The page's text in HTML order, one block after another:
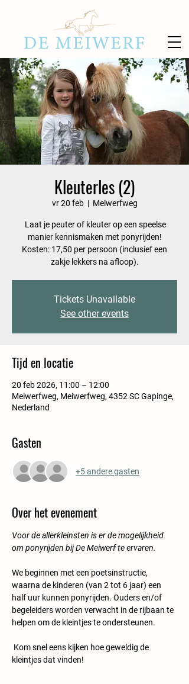
Kleuterles (2)
vr 20 feb
  |
Meiwerfweg
Laat je peuter of kleuter op een speelse
manier kennismaken met ponyrijden!
Kosten: 17,50 per persoon (inclusief een
zakje lekkers na afloop).
Tickets Unavailable
See other events
Tijd en locatie
20 feb 2026, 11:00 – 12:00
Meiwerfweg, Meiwerfweg, 4352 SC Gapinge,
Nederland
Gasten
+5 andere gasten
Over het evenement
Voor de allerkleinsten is er de mogelijkheid
om ponyrijden bij De Meiwerf te ervaren.
We beginnen met een poetsinstructie,
waarna de kinderen (van 2 tot 6 jaar) een
half uur kunnen ponyrijden. Ouders en/of
begeleiders worden verwacht in de rijbaan te
helpen om de kleintjes te ondersteunen.
Kom snel eens kijken hoe geweldig de
kleintjes dat vinden!